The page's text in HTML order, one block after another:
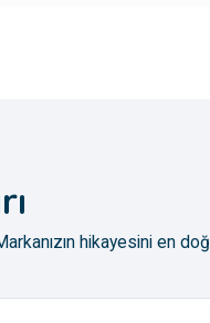
hikayesini en